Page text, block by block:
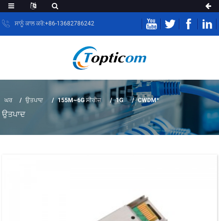
ਸਾਨੂੰ ਕਾਲ ਕਰੋ:+86-13682786242
ਘਰ ਉਤਪਾਦ 155M~6G ਸੀਰੀਜ਼ 1G CWDM*
ਉਤਪਾਦ